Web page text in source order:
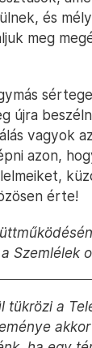
és
meg
újra
vagyok
azon,
érte!
Szemlélek
tükrözi a